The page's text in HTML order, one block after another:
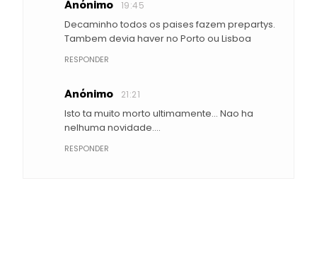
Anónimo 19:45
Decaminho todos os paises fazem prepartys.
Tambem devia haver no Porto ou Lisboa
RESPONDER
Anónimo 21:21
Isto ta muito morto ultimamente... Nao ha
nelhuma novidade....
RESPONDER